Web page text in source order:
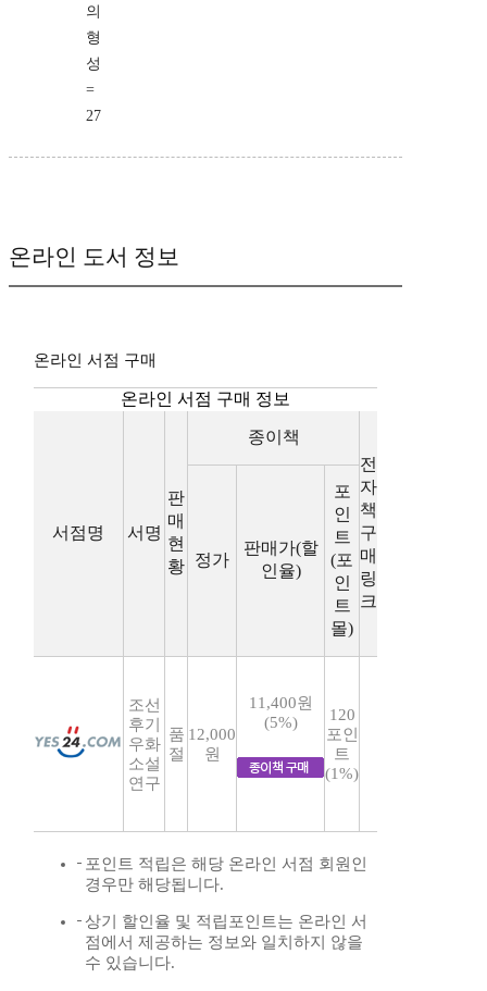
의
형
성
=
27
온라인 도서 정보
온라인 서점 구매
온라인 서점 구매 정보
서점명 서명
판
매
현
황
종이책
전
자
책
구
매
링
크
정가
판매가(할
인율)
포
인
트
(포
인
트
몰)
조선
후기
우화
소설
연구
품
절
12,000
원
11,400원
(5%)
120
포인
트
(1%)
포인트 적립은 해당 온라인 서점 회원인
경우만 해당됩니다.
상기 할인율 및 적립포인트는 온라인 서
점에서 제공하는 정보와 일치하지 않을
수 있습니다.